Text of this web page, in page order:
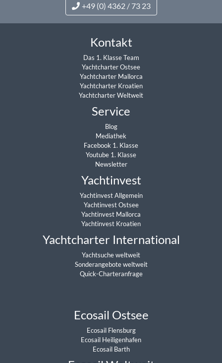
+49 (0) 4362 / 73 23
Kontakt
Das 1. Klasse Team
Yachtcharter Ostsee
Yachtcharter Mallorca
Yachtcharter Kroatien
Yachtcharter Weltweit
Service
Blog
Mediathek
Facebook 1. Klasse
Youtube 1. Klasse
Newsletter
Yachtinvest
Yachtinvest Allgemein
Yachtinvest Ostsee
Yachtinvest Mallorca
Yachtinvest Kroatien
Yachtcharter International
Yachtsuche weltweit
Sonderangebote weltweit
Quick-Charteranfrage
Ecosail Ostsee
Ecosail Flensburg
Ecosail Heiligenhafen
Ecosail Barth